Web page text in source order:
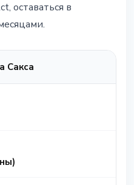
оставаться в
Сакса